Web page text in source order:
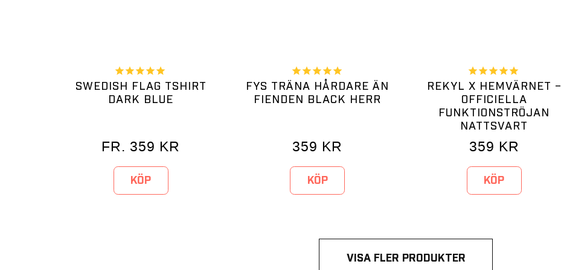
SWEDISH FLAG TSHIRT
DARK BLUE
FR. 359 KR
KÖP
FYS TRÄNA HÅRDARE ÄN
FIENDEN BLACK HERR
359 KR
KÖP
REKYL X HEMVÄRNET –
OFFICIELLA
FUNKTIONSTRÖJAN
NATTSVART
359 KR
KÖP
VISA FLER PRODUKTER